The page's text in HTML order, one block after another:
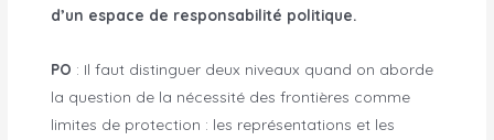
d’un espace de responsabilité politique.
PO : Il faut distinguer deux niveaux quand on aborde
la question de la nécessité des frontières comme
limites de protection : les représentations et les